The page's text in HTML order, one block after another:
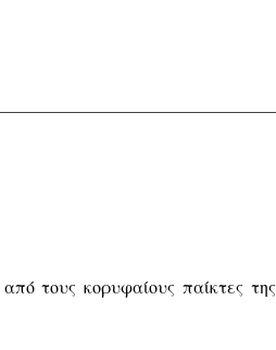
τους κορυφαίους παίκτες της